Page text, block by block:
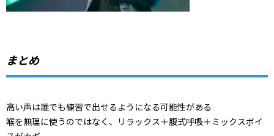
まとめ
高い声は誰でも練習で出せるようになる可能性がある
喉を無理に使うのではなく、リラックス＋腹式呼吸＋ミックスボイ